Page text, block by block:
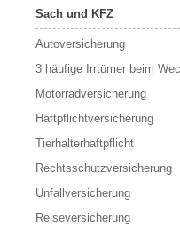
Sach und KFZ
Autoversicherung
3 häufige Irrtümer beim
Motorradversicherung
Haftpflichtversicherung
Tierhalterhaftpflicht
Rechtsschutzversicherung
Unfallversicherung
Reiseversicherung